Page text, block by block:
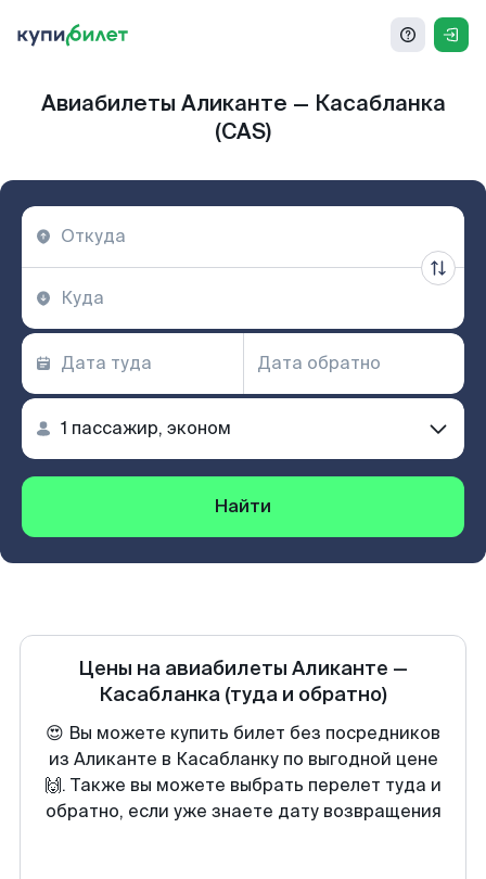
Авиабилеты Аликанте — Касабланка
(CAS)
Найти
Цены на авиабилеты Аликанте —
Касабланка (туда и обратно)
😍 Вы можете купить билет без посредников
из Аликанте в Касабланку по выгодной цене
🙌. Также вы можете выбрать перелет туда и
обратно, если уже знаете дату возвращения